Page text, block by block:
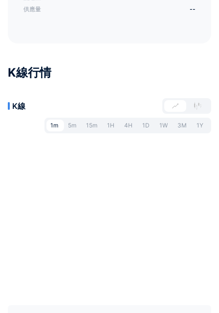
供應量
--
K線行情
K線
1m 5m 15m 1H 4H 1D 1W 3M 1Y